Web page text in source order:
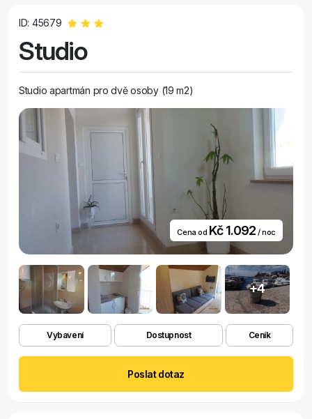
ID: 45679
Studio
Studio apartmán pro dvě osoby (19 m2)
Cena od Kč 1.092 / noc
+4
Vybavení Dostupnost Ceník
Poslat dotaz